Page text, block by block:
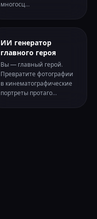
многосц...
ИИ генератор
главного героя
Вы — главный герой.
Превратите фотографии
в кинематографические
портреты протаго...